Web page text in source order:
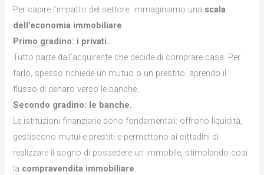
Per capire l’impatto del settore, immaginiamo una scala
dell’economia immobiliare:
Primo gradino: i privati.
Tutto parte dall’acquirente che decide di comprare casa. Per
farlo, spesso richiede un mutuo o un prestito, aprendo il
flusso di denaro verso le banche.
Secondo gradino: le banche.
Le istituzioni finanziarie sono fondamentali: offrono liquidità,
gestiscono mutui e prestiti e permettono ai cittadini di
realizzare il sogno di possedere un immobile, stimolando così
la compravendita immobiliare.